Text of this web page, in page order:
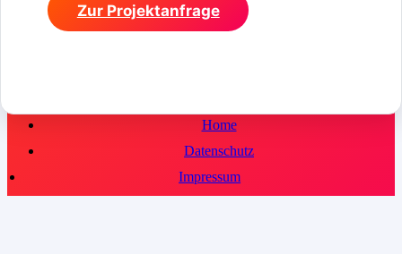
Zur Projektanfrage
Home
Datenschutz
Impressum